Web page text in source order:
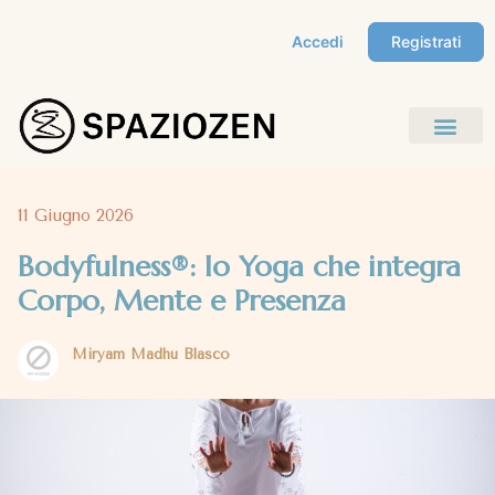
Accedi Registrati
11 Giugno 2026
Bodyfulness®: lo Yoga che integra
Corpo, Mente e Presenza
Miryam Madhu Blasco